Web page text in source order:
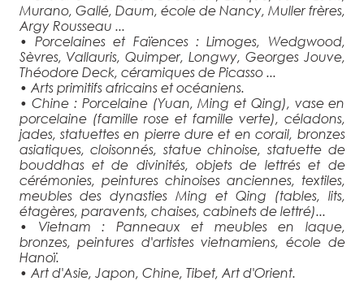
Murano, Gallé, Daum, école de Nancy, Muller frères,
Argy Rousseau ...
• Porcelaines et Faïences : Limoges, Wedgwood,
Sèvres, Vallauris, Quimper, Longwy, Georges Jouve,
Théodore Deck, céramiques de Picasso ...
• Arts primitifs africains et océaniens.
• Chine : Porcelaine (Yuan, Ming et Qing), vase en
porcelaine (famille rose et famille verte), céladons,
jades, statuettes en pierre dure et en corail, bronzes
asiatiques, cloisonnés, statue chinoise, statuette de
bouddhas et de divinités, objets de lettrés et de
cérémonies, peintures chinoises anciennes, textiles,
meubles des dynasties Ming et Qing (tables, lits,
étagères, paravents, chaises, cabinets de lettré)...
• Vietnam : Panneaux et meubles en laque,
bronzes, peintures d'artistes vietnamiens, école de
Hanoï.
• Art d'Asie, Japon, Chine, Tibet, Art d'Orient.